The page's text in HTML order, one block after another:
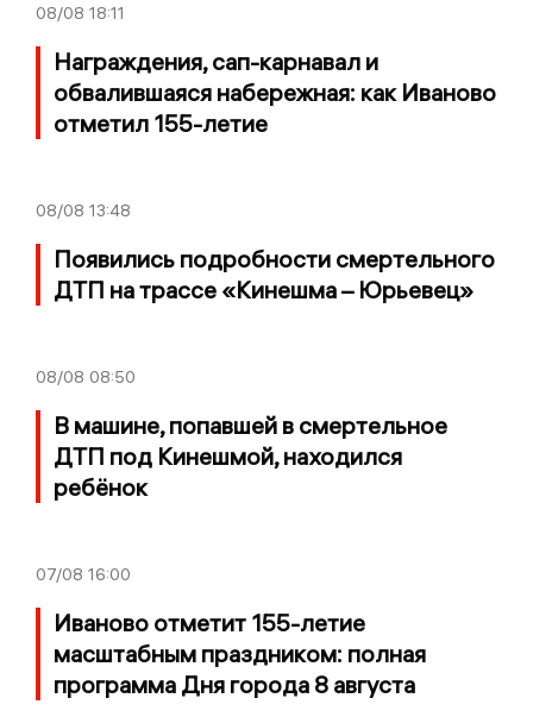
08/08 18:11
Награждения, сап-карнавал и
обвалившаяся набережная: как Иваново
отметил 155-летие
08/08 13:48
Появились подробности смертельного
ДТП на трассе «Кинешма – Юрьевец»
08/08 08:50
В машине, попавшей в смертельное
ДТП под Кинешмой, находился
ребёнок
07/08 16:00
Иваново отметит 155-летие
масштабным праздником: полная
программа Дня города 8 августа